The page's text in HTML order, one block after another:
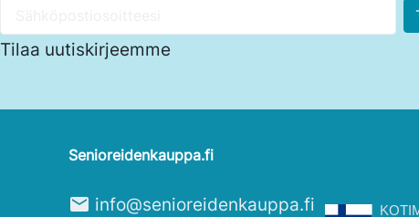
Tilaa uutiskirjeemme
Senioreidenkauppa.fi
mail info@senioreidenkauppa.fi